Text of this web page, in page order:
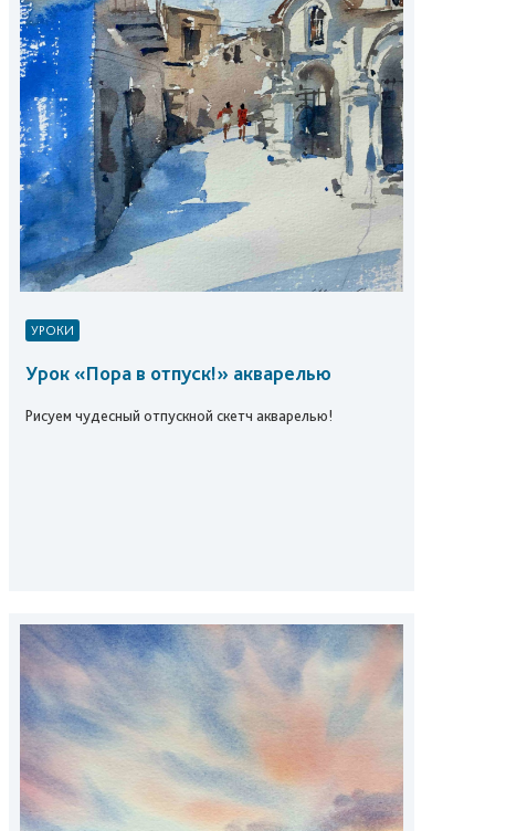
УРОКИ
Урок «Пора в отпуск!» акварелью
Рисуем чудесный отпускной скетч акварелью!